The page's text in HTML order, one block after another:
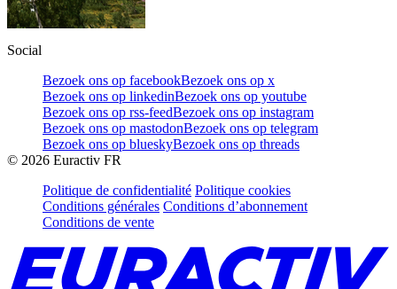
Social
Bezoek ons op facebookBezoek ons op x
Bezoek ons op linkedinBezoek ons op youtube
Bezoek ons op rss-feedBezoek ons op instagram
Bezoek ons op mastodonBezoek ons op telegram
Bezoek ons op blueskyBezoek ons op threads
© 2026 Euractiv FR
Politique de confidentialité Politique cookies
Conditions générales Conditions d’abonnement
Conditions de vente